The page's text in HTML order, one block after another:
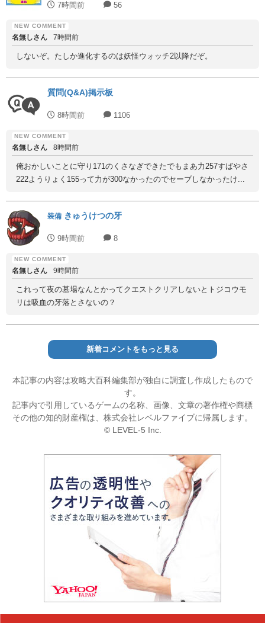
7時間前 56
名無しさん 7時間前
しないぞ。たしか進化するのは妖怪ウォッチ2以降だぞ。
質問(Q&A)掲示板
8時間前 1106
名無しさん 8時間前
俺おかしいことに守り171のくさなぎできたでもまあ力257すばやさ
222ようりょく155って力が300なかったのでセーブしなかったけ...
装備 きゅうけつの牙
9時間前 8
名無しさん 9時間前
これって夜の墓場なんとかってクエストクリアしないとトジコウモ
リは吸血の牙落とさないの？
新着コメントをもっと見る
本記事の内容は攻略大百科編集部が独自に調査し作成したもので
す。
記事内で引用しているゲームの名称、画像、文章の著作権や商標
その他の知的財産権は、株式会社レベルファイブに帰属します。
© LEVEL-5 Inc.